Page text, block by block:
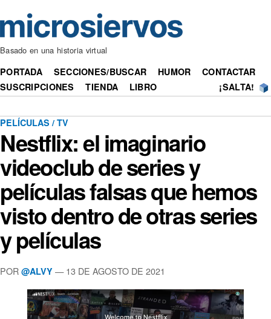
Basado en una historia virtual
PORTADA SECCIONES/BUSCAR HUMOR
CONTACTAR
SUSCRIPCIONES
TIENDA LIBRO ¡SALTA!
PELÍCULAS / TV
Nestflix: el imaginario
videoclub de series y
películas falsas que hemos
visto dentro de otras series
y películas
POR @ALVY — 13 DE AGOSTO DE 2021